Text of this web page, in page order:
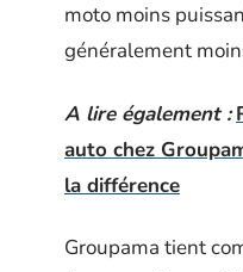
moto moins
généralement
A lire également :
auto chez
la différence
Groupama tient